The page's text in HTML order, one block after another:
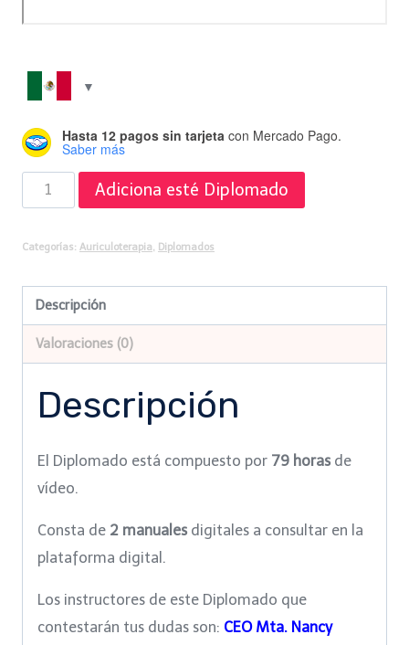
Hasta 12 pagos sin tarjeta con Mercado Pago.
Saber más
Diplomado
de
Auriculoterapia
de
Alumno
Adiciona esté Diplomado
Categorías: Auriculoterapia Diplomados
Descripción
Valoraciones (0)
Descripción
El Diplomado está compuesto por 79 horas de
vídeo.
Consta de 2 manuales digitales a consultar en la
plataforma digital.
Los instructores de este Diplomado que
contestarán tus dudas son: CEO Mta. Nancy